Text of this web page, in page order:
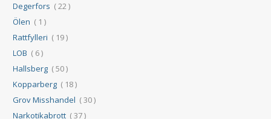
Degerfors ( 22 )
Ölen ( 1 )
Rattfylleri ( 19 )
LOB ( 6 )
Hallsberg ( 50 )
Kopparberg ( 18 )
Grov Misshandel ( 30 )
Narkotikabrott ( 37 )